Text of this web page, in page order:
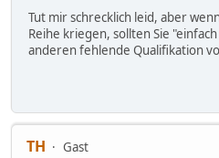
Tut mir schrecklich leid, aber
Reihe kriegen, sollten Sie
anderen fehlende Qualifikation
TH
Gast